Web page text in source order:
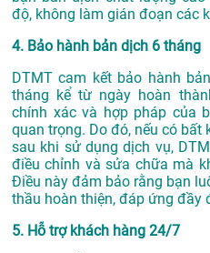
độ, không làm gián đoạn các
4. Bảo hành bản dịch 6 tháng
DTMT cam kết bảo hành
tháng kể từ ngày hoàn
chính xác và hợp pháp của
quan trọng. Do đó, nếu có
sau khi sử dụng dịch vụ,
điều chỉnh và sửa chữa mà
Điều này đảm bảo rằng bạn
thầu hoàn thiện, đáp ứng đầy
5. Hỗ trợ khách hàng 24/7